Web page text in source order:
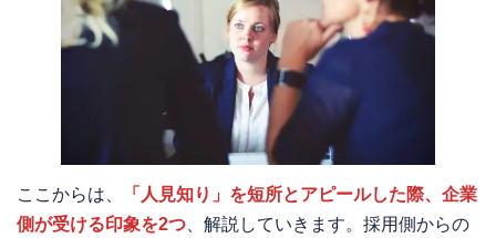
ここからは、
「人見知り」を短所とアピールした際、企業
側が受ける印象を2つ 、解説していきます。採用側からの